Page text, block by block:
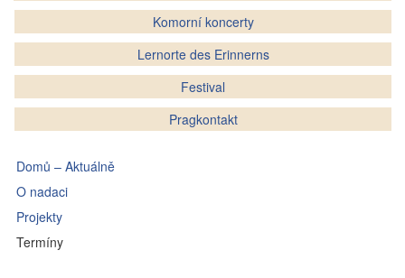
Komorní koncerty
Lernorte des Erinnerns
Festival
Pragkontakt
Domů – Aktuálně
O nadaci
Projekty
Termíny